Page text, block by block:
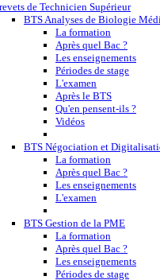
de Technicien Supérieur
BTS Analyses de Biologie
La formation
Après quel Bac ?
Les enseignements
Périodes de stage
L'examen
Après le BTS
Qu'en pensent-ils ?
Vidéos
BTS Négociation et
La formation
Après quel Bac ?
Les enseignements
L'examen
BTS Gestion de la PME
La formation
Après quel Bac ?
Les enseignements
Périodes de stage